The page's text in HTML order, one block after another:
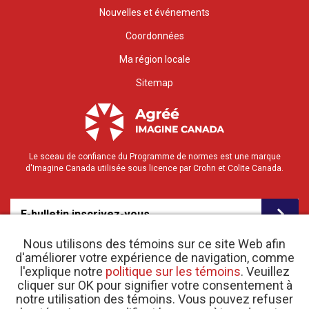
Nous utilisons des témoins sur ce site Web afin
d'améliorer votre expérience de navigation, comme
l'explique notre politique sur les témoins. Veuillez
cliquer sur OK pour signifier votre consentement à
notre utilisation des témoins. Vous pouvez refuser
Nouvelles et événements
Coordonnées
Ma région locale
Sitemap
Le sceau de confiance du Programme de normes est une marque
d'Imagine Canada utilisée sous licence par Crohn et Colite Canada.
E-bulletin inscrivez-vous